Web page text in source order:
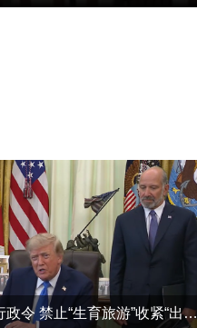
特朗普再签行政令 禁止“生育旅游”收紧“出生公民权”